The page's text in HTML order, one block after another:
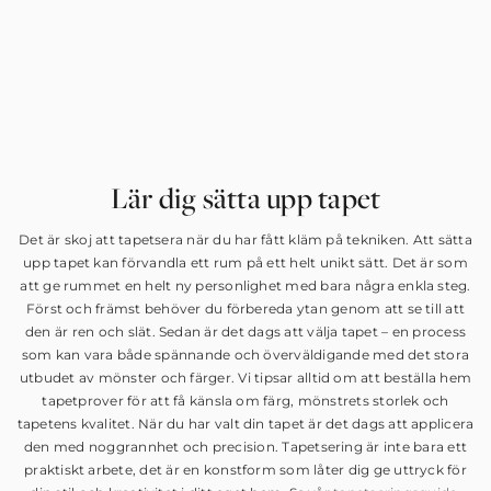
Lär dig sätta upp tapet
Det är skoj att tapetsera när du har fått kläm på tekniken. Att sätta
upp tapet kan förvandla ett rum på ett helt unikt sätt. Det är som
att ge rummet en helt ny personlighet med bara några enkla steg.
Först och främst behöver du förbereda ytan genom att se till att
den är ren och slät. Sedan är det dags att välja tapet – en process
som kan vara både spännande och överväldigande med det stora
utbudet av mönster och färger. Vi tipsar alltid om att beställa hem
tapetprover för att få känsla om färg, mönstrets storlek och
tapetens kvalitet. När du har valt din tapet är det dags att applicera
den med noggrannhet och precision. Tapetsering är inte bara ett
praktiskt arbete, det är en konstform som låter dig ge uttryck för